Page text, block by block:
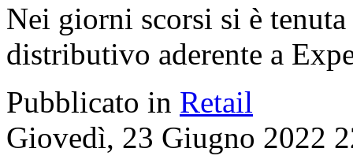
Nei giorni scorsi si è
distributivo aderente a
Pubblicato in Retail
Giovedì, 23 Giugno 2022